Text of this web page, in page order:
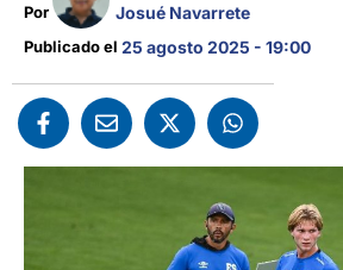
Por Josué Navarrete
Publicado el 25 agosto 2025 - 19:00